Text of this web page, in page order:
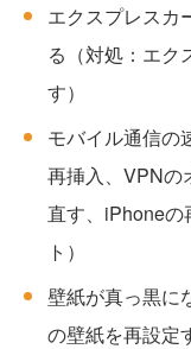
エクスプレスカ
る（対処：エク
す）
モバイル通信の
再挿入、VPNの
直す、iPhoneの
ト）
壁紙が真っ黒に
の壁紙を再設定